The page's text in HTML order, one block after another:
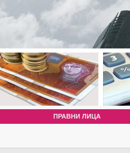
ПРАВНИ ЛИЦА